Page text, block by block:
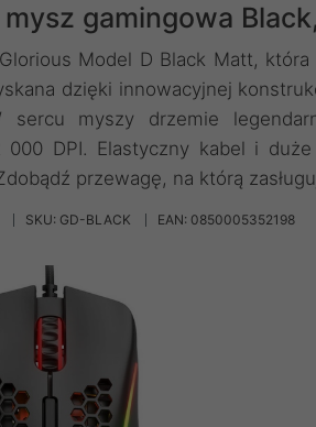
gamingowa
Model D Black Matt,
dzięki innowacyjnej
sercu myszy drzemie
000 DPI. Elastyczny kabel i
przewagę, na którą
SKU: GD-BLACK EAN: 0850005352198